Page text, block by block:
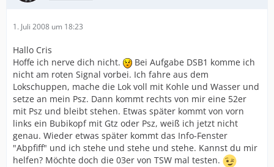
1. Juli 2008 um 18:23
Hallo Cris
Hoffe ich nerve dich nicht.
Bei Aufgabe DSB1 komme ich
nicht am roten Signal vorbei. Ich fahre aus dem
Lokschuppen, mache die Lok voll mit Kohle und Wasser und
setze an mein Psz. Dann kommt rechts von mir eine 52er
mit Psz und bleibt stehen. Etwas später kommt von vorn
links ein Bubikopf mit Gtz oder Psz, weiß ich jetzt nicht
genau. Wieder etwas später kommt das Info-Fenster
"Abpfiff" und ich stehe und stehe und stehe. Kannst du mir
helfen? Möchte doch die 03er von TSW mal testen.